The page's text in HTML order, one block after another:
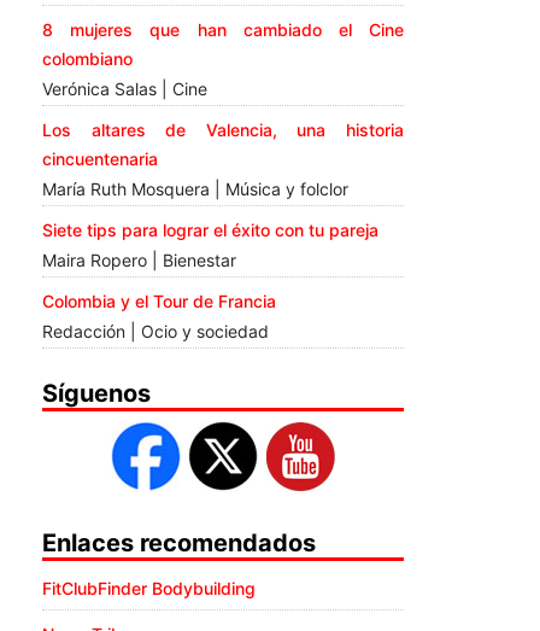
8 mujeres que han cambiado el Cine
colombiano
Verónica Salas | Cine
Los altares de Valencia, una historia
cincuentenaria
María Ruth Mosquera | Música y folclor
Siete tips para lograr el éxito con tu pareja
Maira Ropero | Bienestar
Colombia y el Tour de Francia
Redacción | Ocio y sociedad
Síguenos
Enlaces recomendados
FitClubFinder Bodybuilding